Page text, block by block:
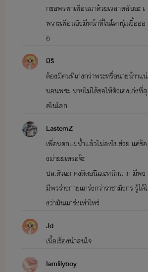
กขอพรพาเพื่อนมาด้วยเวลาหลับอะ เ
พราะเพื่อนยังมีหน้าที่ในโลกนู้นงื้อออ
อ
มิริ
ต้องมีคนที่เก่งกว่าพระหรื่อนายน้าาแน่
นอนพระ-นายไม่ได้ขอให้ตัวเองเก่งที่สุ
ดในโลก
LastemZ
เพื่อนตกแม่น้ำแล้วไม่ลงไปช่วย แค่ร้อ
งม่ายยเหรอจ๊ะ
ปล.ตัวเอกคงติดอนิเมะหนักมาก มีพง
มีพรร่างกายแกร่งกว่าราชามังกร รู้ได้ไ
งว่ามันแกร่งเท่าไหร่
Jd
เนื้อเรื่องน่าสนใจ
Iamlilyboy